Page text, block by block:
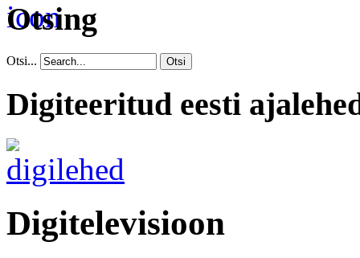
Otsing
Otsi... Otsi
Digiteeritud eesti
Digitelevisioon